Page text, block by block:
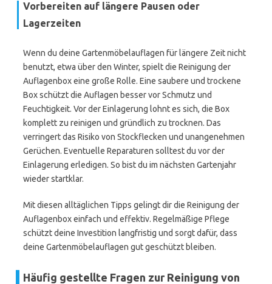
Vorbereiten auf längere Pausen oder
Lagerzeiten
Wenn du deine Gartenmöbelauflagen für längere Zeit nicht
benutzt, etwa über den Winter, spielt die Reinigung der
Auflagenbox eine große Rolle. Eine saubere und trockene
Box schützt die Auflagen besser vor Schmutz und
Feuchtigkeit. Vor der Einlagerung lohnt es sich, die Box
komplett zu reinigen und gründlich zu trocknen. Das
verringert das Risiko von Stockflecken und unangenehmen
Gerüchen. Eventuelle Reparaturen solltest du vor der
Einlagerung erledigen. So bist du im nächsten Gartenjahr
wieder startklar.
Mit diesen alltäglichen Tipps gelingt dir die Reinigung der
Auflagenbox einfach und effektiv. Regelmäßige Pflege
schützt deine Investition langfristig und sorgt dafür, dass
deine Gartenmöbelauflagen gut geschützt bleiben.
Häufig gestellte Fragen zur Reinigung von